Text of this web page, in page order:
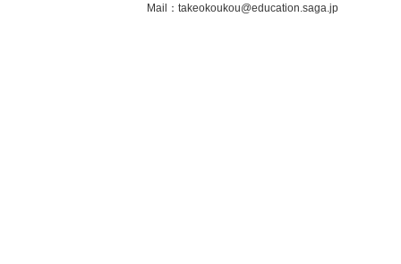
Mail：takeokoukou@education.saga.jp